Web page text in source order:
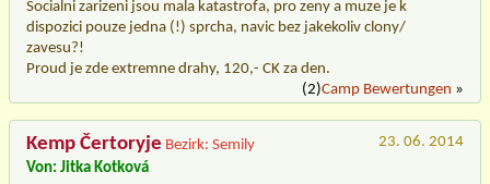
Socialni zarizeni jsou mala katastrofa, pro zeny a muze je k
dispozici pouze jedna (!) sprcha, navic bez jakekoliv clony/
zavesu?!
Proud je zde extremne drahy, 120,- CK za den.
(2)Camp Bewertungen »
Kemp Čertoryje Bezirk: Semily
23. 06. 2014
Von: Jitka Kotková